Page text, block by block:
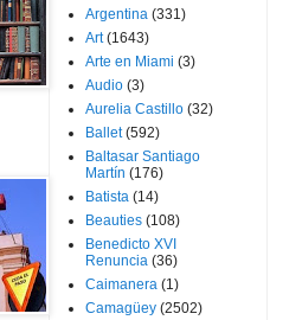
Argentina (331)
Art (1643)
Arte en Miami (3)
Audio (3)
Aurelia Castillo (32)
Ballet (592)
Baltasar Santiago
Martín (176)
Batista (14)
Beauties (108)
Benedicto XVI
Renuncia (36)
Caimanera (1)
Camagüey (2502)